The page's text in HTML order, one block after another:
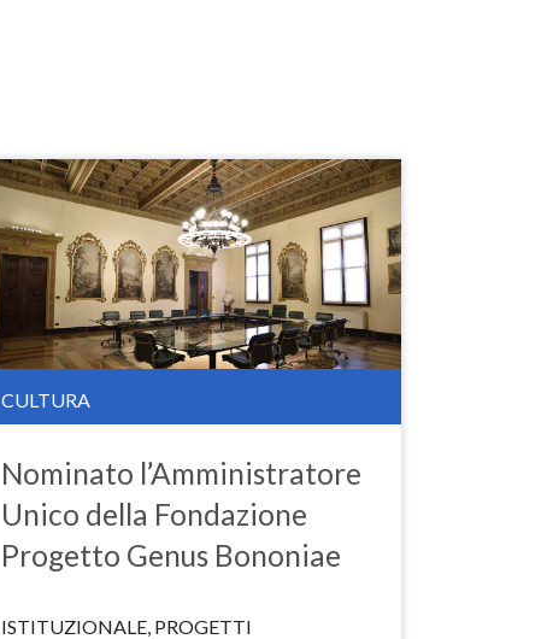
CULTURA
Nominato l’Amministratore
Unico della Fondazione
Progetto Genus Bononiae
ISTITUZIONALE, PROGETTI